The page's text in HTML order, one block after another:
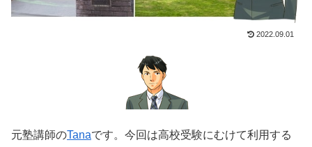
2022.09.01
元塾講師のTanaです。今回は高校受験にむけて利用する